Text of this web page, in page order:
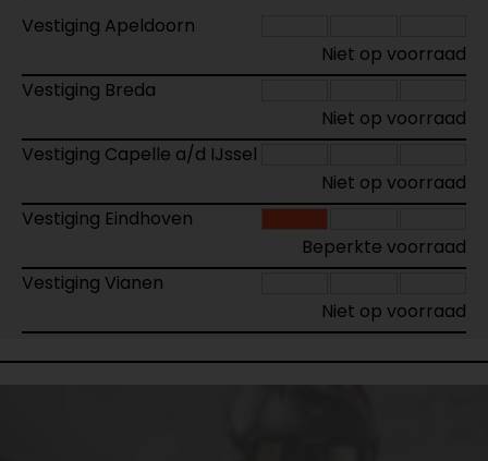
Vestiging Apeldoorn
Niet op voorraad
Vestiging Breda
Niet op voorraad
Vestiging Capelle a/d IJssel
Niet op voorraad
Vestiging Eindhoven
Beperkte voorraad
Vestiging Vianen
Niet op voorraad